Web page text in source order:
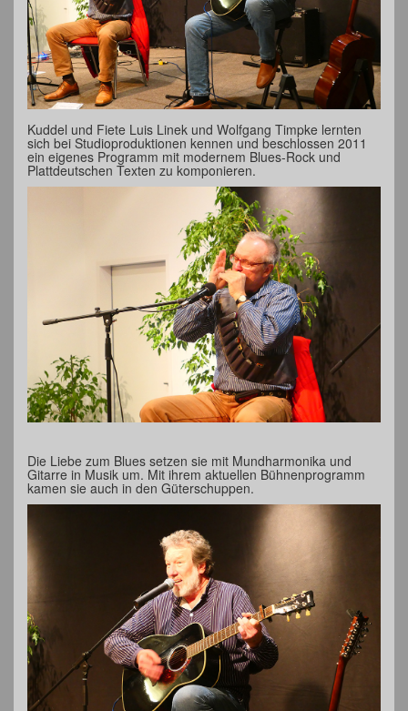
Kuddel und Fiete Luis Linek und Wolfgang Timpke lernten
sich bei Studioproduktionen kennen und beschlossen 2011
ein eigenes Programm mit modernem Blues-Rock und
Plattdeutschen Texten zu komponieren.
Die Liebe zum Blues setzen sie mit Mundharmonika und
Gitarre in Musik um. Mit ihrem aktuellen Bühnenprogramm
kamen sie auch in den Güterschuppen.